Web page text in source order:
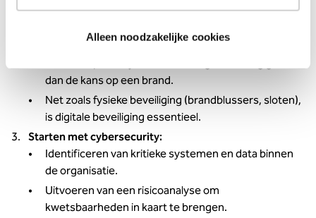
Alleen noodzakelijke cookies
Het belang van bewustwording en het nemen van
Vergelijking met fysieke beveiliging:
De kans op een cyberaanval is tegenwoordig groter
dan de kans op een brand.
Net zoals fysieke beveiliging (brandblussers, sloten),
is digitale beveiliging essentieel.
Starten met cybersecurity:
Identificeren van kritieke systemen en data binnen
de organisatie.
Uitvoeren van een risicoanalyse om
kwetsbaarheden in kaart te brengen.